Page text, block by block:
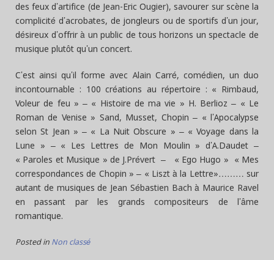
des feux d’artifice (de Jean-Eric Ougier), savourer sur scène la
complicité d’acrobates, de jongleurs ou de sportifs d’un jour,
désireux d’offrir à un public de tous horizons un spectacle de
musique plutôt qu’un concert.
C’est ainsi qu’il forme avec Alain Carré, comédien, un duo
incontournable : 100 créations au répertoire : « Rimbaud,
Voleur de feu » – « Histoire de ma vie » H. Berlioz – « Le
Roman de Venise » Sand, Musset, Chopin – « l’Apocalypse
selon St Jean » – « La Nuit Obscure » – « Voyage dans la
Lune » – « Les Lettres de Mon Moulin » d’A.Daudet –
« Paroles et Musique » de J.Prévert – « Ego Hugo » « Mes
correspondances de Chopin » – « Liszt à la Lettre»……… sur
autant de musiques de Jean Sébastien Bach à Maurice Ravel
en passant par les grands compositeurs de l’âme
romantique.
Posted in Non classé